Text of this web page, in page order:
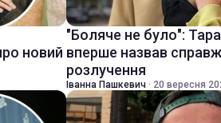
новий
"Боляче не було":
вперше назвав
розлучення
Іванна Пашкевич · 20 вересня